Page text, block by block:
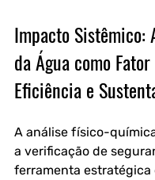
Impacto Sistêmico:
da Água como
Eficiência e
A análise físico-
a verificação de
ferramenta estratégica